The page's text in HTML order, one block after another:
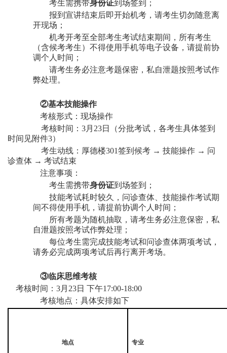
考生需携带身份证到场签到；
报到宣讲结束后即开始机考，请考生切勿随意离
开现场；
机考开考至全部考生考试结束期间，所有考生
（含候考考生）不得使用手机等电子设备，请提前协
调个人时间；
请考生务必注意考题保密，私自泄题按照考试作
弊处理。
②基本技能操作
考核形式：现场操作
考核时间： 3月 23日（分批考试，各考生具体签到
时间见附件3）
考生动线：厚德楼301签到候考 → 技能操作 → 问
诊查体 → 考试结束
注意事项：
考生需携带身份证到场签到；
技能考试耗时较久，问诊查体、技能操作考试期
间不得使用手机，请提前协调个人时间；
所有考题为随机抽取，请考生务必注意保密，私
自泄题按照考试作弊处理；
每位考生需完成技能考试和问诊查体两项考试，
请务必完成两项考试后再行离开考场。
③临床思维考核
考核时间： 3月 23日 下午17:00-18:00
考核地点：具体安排如下
地点 专业